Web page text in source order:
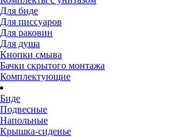
Для биде
Для писсуаров
Для раковин
Для душа
Кнопки смыва
Бачки скрытого монтажа
Комплектующие
Биде
Подвесные
Напольные
Крышка-сиденье